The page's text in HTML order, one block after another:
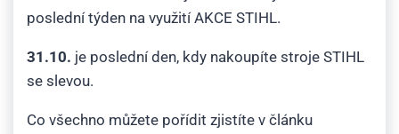
poslední týden na využití AKCE STIHL.
31.10. je poslední den, kdy nakoupíte stroje STIHL
se slevou.
Co všechno můžete pořídit zjistíte v článku